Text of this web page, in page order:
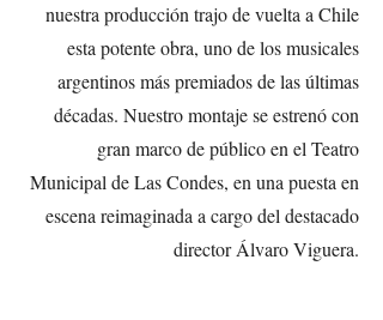
nuestra producción trajo de vuelta a Chile
esta potente obra, uno de los musicales
argentinos más premiados de las últimas
décadas. Nuestro montaje se estrenó con
gran marco de público en el Teatro
Municipal de Las Condes, en una puesta en
escena reimaginada a cargo del destacado
director Álvaro Viguera.